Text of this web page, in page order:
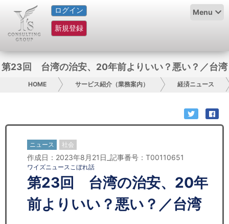
ログイン
新規登録
Menu
HOME
サービス紹介
グループ概要
日本人にPR
コンサルティング
リサーチ
第23回 台湾の治安、20年前よりいい？悪い？／台湾
HOME サービス紹介（業務案内） 経済ニュース
ニュース 社会
作成日：2023年8月21日_記事番号：T00110651
ワイズニュースこぼれ話
第23回 台湾の治安、20年
前よりいい？悪い？／台湾